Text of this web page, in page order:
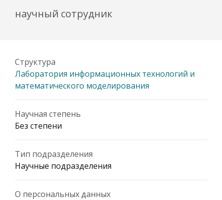
научный сотрудник
Структура
Лаборатория информационных технологий и
математического моделирования
Научная степень
Без степени
Тип подразделения
Научные подразделения
О персональных данных